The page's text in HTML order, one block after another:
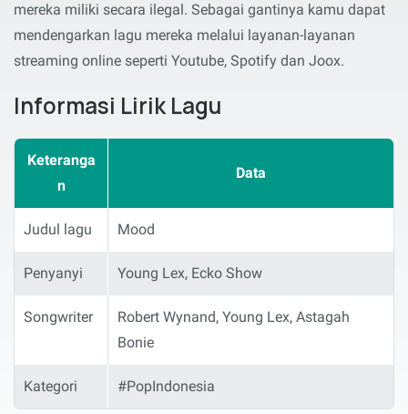
mereka miliki secara ilegal. Sebagai gantinya kamu dapat
mendengarkan lagu mereka melalui layanan-layanan
streaming online seperti Youtube, Spotify dan Joox.
Informasi Lirik Lagu
Keteranga
n
Data
Judul lagu Mood
Penyanyi Young Lex, Ecko Show
Songwriter
Robert Wynand, Young Lex, Astagah
Bonie
Kategori #PopIndonesia